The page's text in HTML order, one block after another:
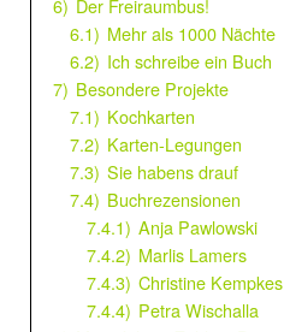
6) Der Freiraumbus!
6.1) Mehr als 1000 Nächte
6.2) Ich schreibe ein Buch
7) Besondere Projekte
7.1) Kochkarten
7.2) Karten-Legungen
7.3) Sie habens drauf
7.4) Buchrezensionen
7.4.1) Anja Pawlowski
7.4.2) Marlis Lamers
7.4.3) Christine Kempkes
7.4.4) Petra Wischalla